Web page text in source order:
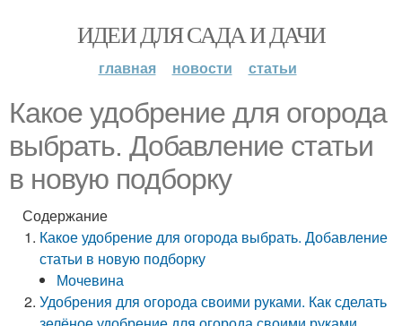
ИДЕИ ДЛЯ САДА И ДАЧИ
главная новости статьи
Какое удобрение для огорода
выбрать. Добавление статьи
в новую подборку
Содержание
Какое удобрение для огорода выбрать. Добавление
статьи в новую подборку
Мочевина
Удобрения для огорода своими руками. Как сделать